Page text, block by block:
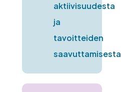
aktiivisuudesta
ja
tavoitteiden
saavuttamisesta